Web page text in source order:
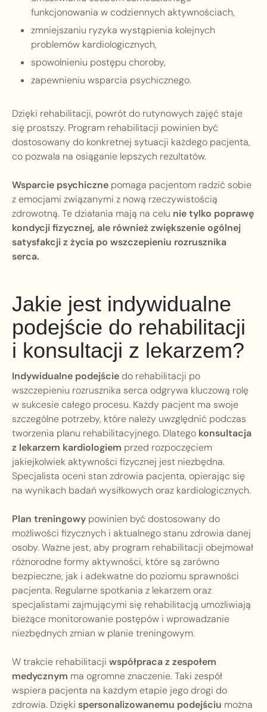
funkcjonowania w codziennych aktywnościach,
zmniejszaniu ryzyka wystąpienia kolejnych
problemów kardiologicznych,
spowolnieniu postępu choroby,
zapewnieniu wsparcia psychicznego.
Dzięki rehabilitacji, powrót do rutynowych zajęć staje
się prostszy. Program rehabilitacji powinien być
dostosowany do konkretnej sytuacji każdego pacjenta,
co pozwala na osiąganie lepszych rezultatów.
Wsparcie psychiczne pomaga pacjentom radzić sobie
z emocjami związanymi z nową rzeczywistością
zdrowotną. Te działania mają na celu nie tylko poprawę
kondycji fizycznej, ale również zwiększenie ogólnej
satysfakcji z życia po wszczepieniu rozrusznika
serca.
Jakie jest indywidualne
podejście do rehabilitacji
i konsultacji z lekarzem?
Indywidualne podejściedo rehabilitacji po
wszczepieniu rozrusznika serca odgrywa kluczową rolę
w sukcesie całego procesu. Każdy pacjent ma swoje
szczególne potrzeby, które należy uwzględnić podczas
tworzenia planu rehabilitacyjnego. Dlatego konsultacja
z lekarzem kardiologiem przed rozpoczęciem
jakiejkolwiek aktywności fizycznej jest niezbędna.
Specjalista oceni stan zdrowia pacjenta, opierając się
na wynikach badań wysiłkowych oraz kardiologicznych.
Plan treningowy powinien być dostosowany do
możliwości fizycznych i aktualnego stanu zdrowia danej
osoby. Ważne jest, aby program rehabilitacji obejmował
różnorodne formy aktywności, które są zarówno
bezpieczne, jak i adekwatne do poziomu sprawności
pacjenta. Regularne spotkania z lekarzem oraz
specjalistami zajmującymi się rehabilitacją umożliwiają
bieżące monitorowanie postępów i wprowadzanie
niezbędnych zmian w planie treningowym.
W trakcie rehabilitacji współpraca z zespołem
medycznym ma ogromne znaczenie. Taki zespół
wspiera pacjenta na każdym etapie jego drogi do
zdrowia. Dzięki spersonalizowanemu podejściu można